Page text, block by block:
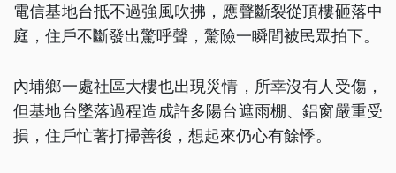
電信基地台抵不過強風吹拂，應聲斷裂從頂樓砸落中
庭，住戶不斷發出驚呼聲，驚險一瞬間被民眾拍下。
內埔鄉一處社區大樓也出現災情，所幸沒有人受傷，
但基地台墜落過程造成許多陽台遮雨棚、鋁窗嚴重受
損，住戶忙著打掃善後，想起來仍心有餘悸。